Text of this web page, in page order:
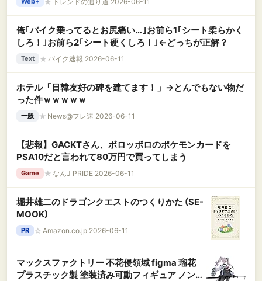
俺｢バイク乗ってるとお尻痛い…｣お前ら1｢シート柔らかく
しろ！｣お前ら2｢シート硬くしろ！｣←どっちが正解？
Text ★ バイク速報 2026-06-11
ホテル「日韓友好の碑を建てます！」→とんでもない物だ
った件ｗｗｗｗｗ
一般 ★ News@フレ速 2026-06-11
【悲報】GACKTさん、ボロッボロのポケモンカードを
PSA10だと言われて80万円で買ってしまう
Game ★ なんJ PRIDE 2026-06-11
堀井雄二のドラゴンクエストのつくりかた (SE-
MOOK)
PR ☆ Amazon.co.jp 2026-06-11
マックスファクトリー 不花侵領域 figma 瑠花
プラスチック製 塗装済み可動フィギュア ノンス